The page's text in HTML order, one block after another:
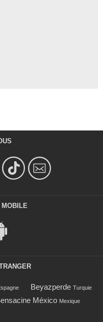
MOBILE
Beyazperde Turquie
México Mexique